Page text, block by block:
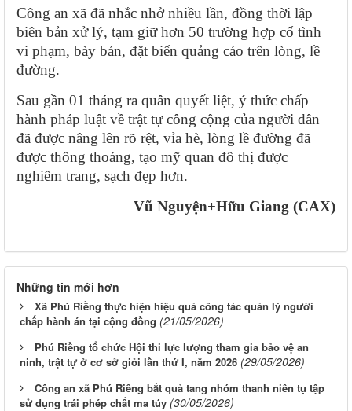
Công an xã đã nhắc nhở nhiều lần, đồng thời lập
biên bản xử lý, tạm giữ hơn 50 trường hợp cố tình
vi phạm, bày bán, đặt biển quảng cáo trên lòng, lề
đường.
Sau gần 01 tháng ra quân quyết liệt, ý thức chấp
hành pháp luật về trật tự công cộng của người dân
đã được nâng lên rõ rệt, vỉa hè, lòng lề đường đã
được thông thoáng, tạo mỹ quan đô thị được
nghiêm trang, sạch đẹp hơn.
Vũ Nguyện+Hữu Giang (CAX)
Những tin mới hơn
Xã Phú Riềng thực hiện hiệu quả công tác quản lý người
chấp hành án tại cộng đồng (21/05/2026)
Phú Riềng tổ chức Hội thi lực lượng tham gia bảo vệ an
ninh, trật tự ở cơ sở giỏi lần thứ I, năm 2026 (29/05/2026)
Công an xã Phú Riềng bắt quả tang nhóm thanh niên tụ tập
sử dụng trái phép chất ma túy (30/05/2026)